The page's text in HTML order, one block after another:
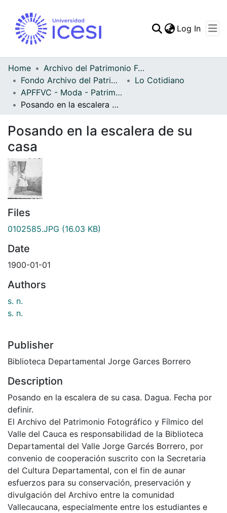
Statistics
Log In
Home
Archivo del Patrimonio Fotográfico y Fílmico del Valle del Cauca
Fondo Archivo del Patrimonio Fotográfico y Fílmico del Valle del Cauca
Lo Cotidiano
APFFVC - Moda - Patrimonial
Posando en la escalera de su casa
Posando en la escalera de su
casa
Files
0102585.JPG (16.03 KB)
Date
1900-01-01
Authors
s. n.
s. n.
Publisher
Biblioteca Departamental Jorge Garces Borrero
Description
Posando en la escalera de su casa. Dagua. Fecha por
definir.
El Archivo del Patrimonio Fotográfico y Fílmico del
Valle del Cauca es responsabilidad de la Biblioteca
Departamental del Valle Jorge Garcés Borrero, por
convenio de cooperación suscrito con la Secretaria
del Cultura Departamental, con el fin de aunar
esfuerzos para su conservación, preservación y
divulgación del Archivo entre la comunidad
Vallecaucana, especialmente entre los estudiantes e